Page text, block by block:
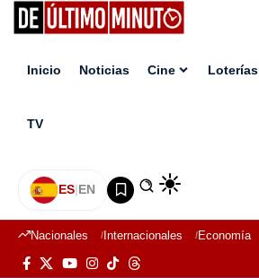
Inicio Noticias Cine Loterías
TV
ES|EN
Nacionales Internacionales Economía